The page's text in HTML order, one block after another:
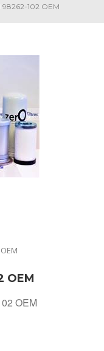
102 OEM
OEM
OEM